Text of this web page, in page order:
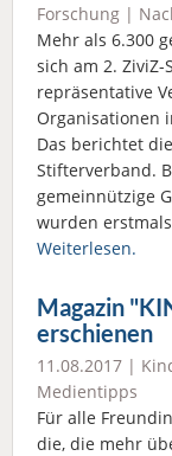
Forschung |
Mehr als 6.300
sich am 2.
repräsentative
Organisationen
Das berichtet
Stifterverband.
gemeinnützige
wurden
Weiterlesen.
Magazin
erschienen
11.08.2017 |
Medientipps
Für alle
die, die mehr